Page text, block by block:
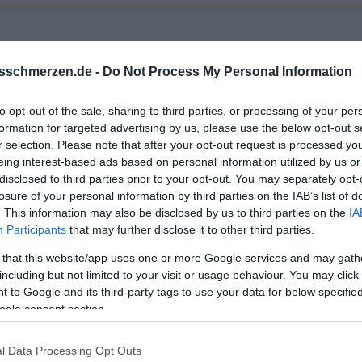
- Do Not Process My Personal Information
opt-out of the sale, sharing to third parties, or processing of your
for targeted advertising by us, please use the below opt-out
selection. Please note that after your opt-out request is processed
interest-based ads based on personal information utilized by us
to third parties prior to your opt-out. You may separately
of your personal information by third parties on the IAB’s list of
This information may also be disclosed by us to third parties on the
Participants that may further disclose it to other third parties.
that this website/app uses one or more Google services and may
but not limited to your visit or usage behaviour. You may
to Google and its third-party tags to use your data for below
consent section.
Data Processing Opt Outs
das Gefühl, dass es den Richtigen für mich nicht gibt.
das nicht war. Du hast noch mindestens 30-40 Jahre vor
einem Jahr wieder einen Partner zu finden zu müssen.
nicht verunsichern lassen oder zwanghaft nach einem